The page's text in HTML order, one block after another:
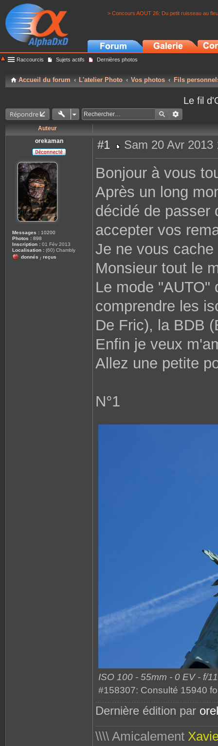
> Concours AOUT 26: Du petit ruisseau au
Raccourcis Sujets actifs Dernières photos
Accueil du forum L'atelier Photo Vos photos Fils
Le fil
Répondre
Auteur
orekaman
Messages : 10200
Photos : 898
Inscription : 01 Fév 2013
Localisation : (60) Chambly
donnés / reçus
#1
e
g
e
Sam 20 Avr 2013
Bonjour à vous
Après un long
décidé de passer
accepter vos
Je ne vous
Monsieur tout le
Le mode "AUTO"
comprendre les
De Fric), la BDB
Enfin je veux
Allez une petite
N°1
ISO 100 - 55mm - 0 EV - f/
#158307: Consulté 15940
Dernière édition par
\\\\ Amicalement